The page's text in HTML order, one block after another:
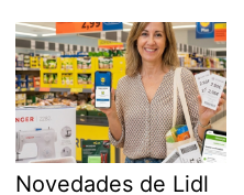
Novedades de Lidl